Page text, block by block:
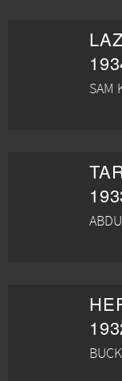
SAM